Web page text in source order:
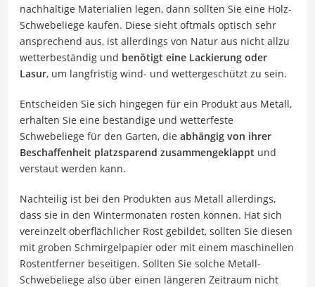
nachhaltige Materialien legen, dann sollten Sie eine Holz-
Schwebeliege kaufen. Diese sieht oftmals optisch sehr
ansprechend aus, ist allerdings von Natur aus nicht allzu
wetterbeständig und benötigt eine Lackierung oder
Lasur, um langfristig wind- und wettergeschützt zu sein.
Entscheiden Sie sich hingegen für ein Produkt aus Metall,
erhalten Sie eine beständige und wetterfeste
Schwebeliege für den Garten, die abhängig von ihrer
Beschaffenheit platzsparend zusammengeklappt und
verstaut werden kann.
Nachteilig ist bei den Produkten aus Metall allerdings,
dass sie in den Wintermonaten rosten können. Hat sich
vereinzelt oberflächlicher Rost gebildet, sollten Sie diesen
mit groben Schmirgelpapier oder mit einem maschinellen
Rostentferner beseitigen. Sollten Sie solche Metall-
Schwebeliege also über einen längeren Zeitraum nicht